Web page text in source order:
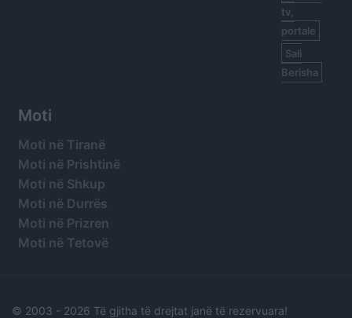
tv,
portale
Sali
Berisha
Moti
Moti në Tiranë
Moti në Prishtinë
Moti në Shkup
Moti në Durrës
Moti në Prizren
Moti në Tetovë
© 2003 - 2026 Të gjitha të drejtat janë të rezervuara!